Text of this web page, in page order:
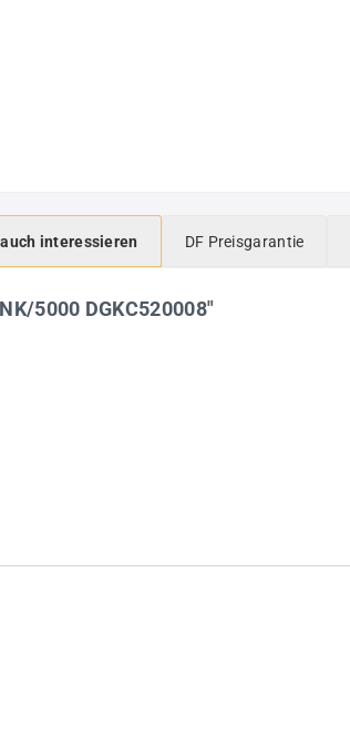
interessieren DF Preisgarantie
5000 DGKC520008"